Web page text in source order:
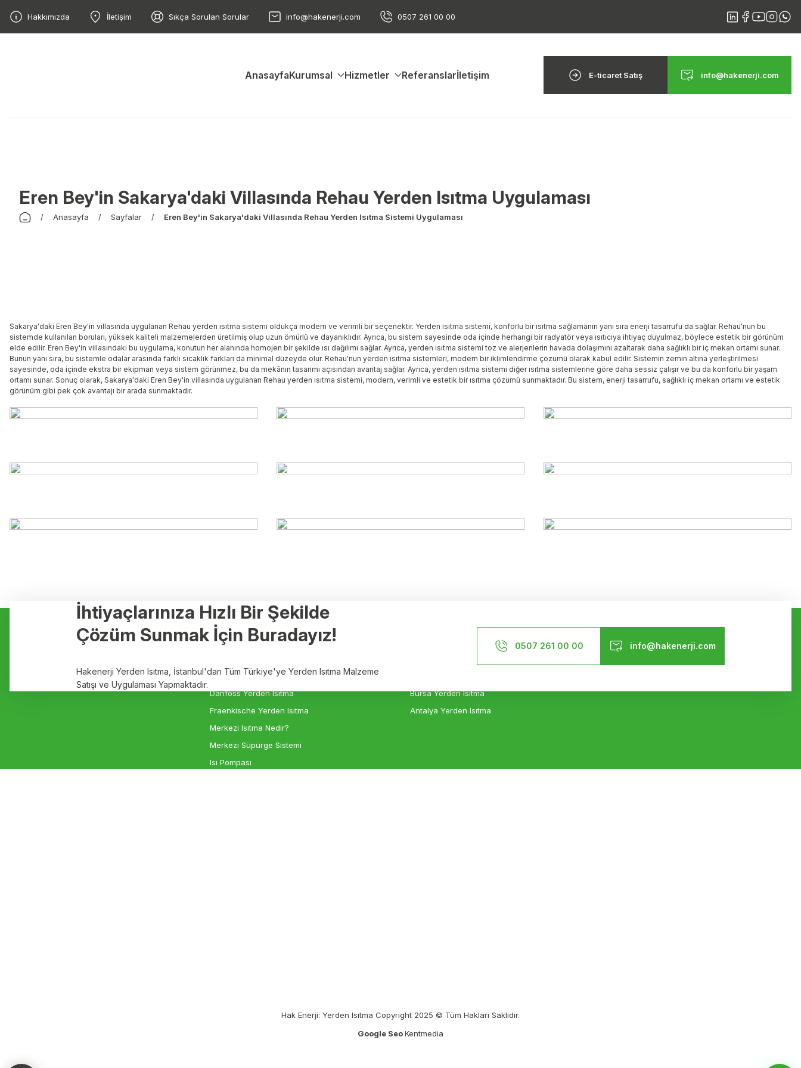
Hakkımızda İletişim Sıkça Sorulan Sorular info@hakenerji.com 0507 261 00 00
AnasayfaKurumsal Hizmetler Referanslarİletişim E-ticaret Satış info@hakenerji.com
Eren Bey'in Sakarya'daki Villasında Rehau Yerden Isıtma Uygulaması
Anasayfa Sayfalar Eren Bey'in Sakarya'daki Villasında Rehau Yerden Isıtma Sistemi Uygulaması
Sakarya'daki Eren Bey'in villasında uygulanan Rehau yerden ısıtma sistemi oldukça modern ve verimli bir seçenektir. Yerden ısıtma sistemi, konforlu bir ısıtma sağlamanın yanı sıra enerji tasarrufu da sağlar. Rehau'nun bu
sistemde kullanılan boruları, yüksek kaliteli malzemelerden üretilmiş olup uzun ömürlü ve dayanıklıdır. Ayrıca, bu sistem sayesinde oda içinde herhangi bir radyatör veya ısıtıcıya ihtiyaç duyulmaz, böylece estetik bir görünüm
elde edilir. Eren Bey'in villasındaki bu uygulama, konutun her alanında homojen bir şekilde ısı dağılımı sağlar. Ayrıca, yerden ısıtma sistemi toz ve alerjenlerin havada dolaşımını azaltarak daha sağlıklı bir iç mekan ortamı sunar.
Bunun yanı sıra, bu sistemle odalar arasında farklı sıcaklık farkları da minimal düzeyde olur. Rehau'nun yerden ısıtma sistemleri, modern bir iklimlendirme çözümü olarak kabul edilir. Sistemin zemin altına yerleştirilmesi
sayesinde, oda içinde ekstra bir ekipman veya sistem görünmez, bu da mekânın tasarımı açısından avantaj sağlar. Ayrıca, yerden ısıtma sistemi diğer ısıtma sistemlerine göre daha sessiz çalışır ve bu da konforlu bir yaşam
ortamı sunar. Sonuç olarak, Sakarya'daki Eren Bey'in villasında uygulanan Rehau yerden ısıtma sistemi, modern, verimli ve estetik bir ısıtma çözümü sunmaktadır. Bu sistem, enerji tasarrufu, sağlıklı iç mekan ortamı ve estetik
görünüm gibi pek çok avantajı bir arada sunmaktadır.
İhtiyaçlarınıza Hızlı Bir Şekilde
Çözüm Sunmak İçin Buradayız!
Hakenerji Yerden Isıtma, İstanbul'dan Tüm Türkiye'ye Yerden Isıtma Malzeme
Satışı ve Uygulaması Yapmaktadır.
0507 261 00 00 info@hakenerji.com
Hizmetler
Yerden Isıtma
Rehau Yerden Isıtma
Danfoss Yerden Isıtma
Fraenkische Yerden Isıtma
Merkezi Isıtma Nedir?
Merkezi Süpürge Sistemi
Isı Pompası
Bursa Yerden Isıtma
Antalya Yerden Isıtma
Hak Enerji: Yerden Isıtma Copyright 2025 © Tüm Hakları Saklıdır.
Google SeoKentmedia